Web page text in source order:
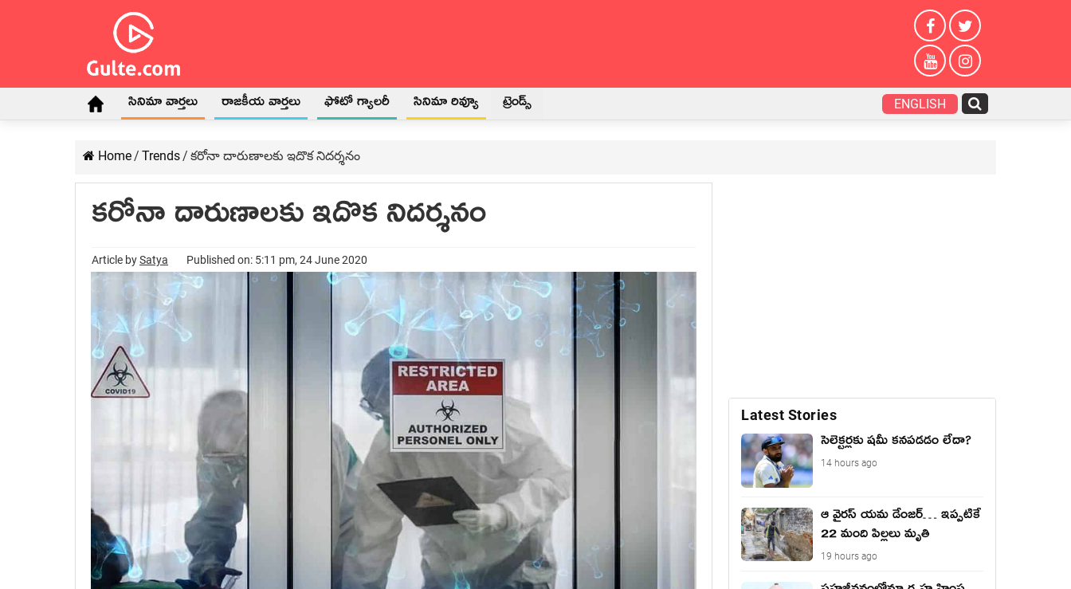
సినిమా వార్తలు రాజకీయ వార్తలు ఫోటో గ్యాలరీ సినిమా రివ్యూ ట్రెండ్స్ ENGLISH
Home/ Trends/ కరోనా దారుణాలకు ఇదొక నిదర్శనం
కరోనా దారుణాలకు ఇదొక నిదర్శనం
Article bySatya Published on: 5:11 pm, 24 June 2020
Latest Stories
సెలెక్టర్లకు షమీ కనపడడం లేదా?
14 hours ago
ఆ వైరస్ యమ డేంజర్… ఇప్పటికే
22 మంది పిల్లలు మృతి
19 hours ago